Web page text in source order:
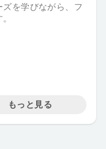
を学びながら、フ
もっと見る